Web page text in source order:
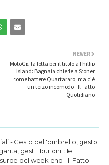
NEWER
MotoGp, la lotta per il titolo a Phillip
Island: Bagnaia chiede a Stoner
come battere Quartararo, ma c'è
un terzo incomodo - Il Fatto
Quotidiano
- Gesto dell'ombrello, gesto
gesti "burloni": le
del week end - Il Fatto